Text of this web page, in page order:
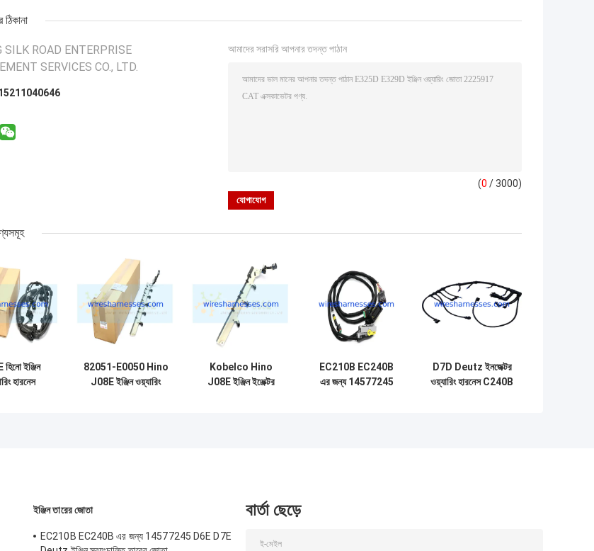
SILK ROAD ENTERPRISE
SERVICES CO., LTD.
আমাদের সরাসরি আপনার তদন্ত পাঠান
(0 / 3000)
ইঞ্জিন
হারনেস
82051-E0050 Hino
J08E ইঞ্জিন ওয়্যারিং
Kobelco Hino
J08E ইঞ্জিন ইঞ্জেক্টর
EC210B EC240B
এর জন্য 14577245
D7D Deutz ইনজেক্টর
ওয়্যারিং হারনেস C240B
ইঞ্জিন তারের জোতা
EC210B EC240B এর জন্য 14577245 D6E D7E
বার্তা ছেড়ে